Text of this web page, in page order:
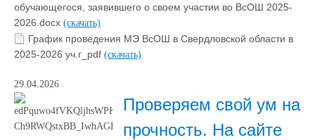
обучающегося, заявившего о своем участии во ВсОШ 2025-
2026.docx (скачать)
График проведения МЭ ВсОШ в Свердловской области в
2025-2026 уч.г_pdf (скачать)
29.04.2026
Проверяем свой ум на
прочность. На сайте